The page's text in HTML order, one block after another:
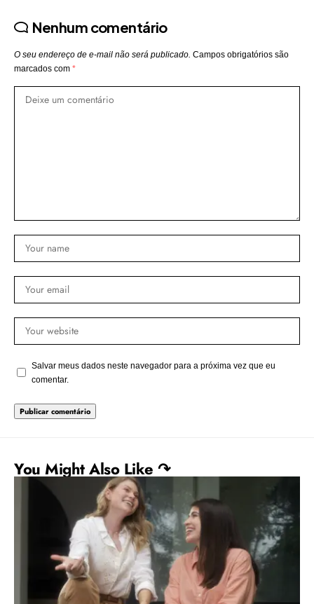
Nenhum comentário
O seu endereço de e-mail não será publicado. Campos obrigatórios são
marcados com *
Salvar meus dados neste navegador para a próxima vez que eu
comentar.
You Might Also Like ↷